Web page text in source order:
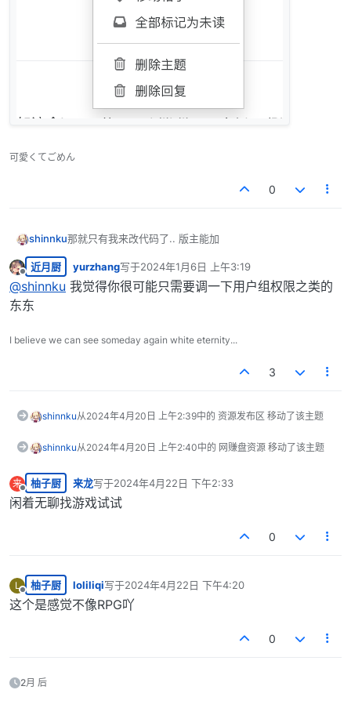
可愛くてごめん
0
shinnku那就只有我来改代码了.. 版主能加
离线
近月厨 yurzhang写于2024年1月6日 上午3:19
最后由 编辑
@shinnku 我觉得你很可能只需要调一下用户组权限之类的
东东
I believe we can see someday again white eternity...
3
shinnku从2024年4月20日 上午2:39中的 资源发布区 移动了该主题
shinnku从2024年4月20日 上午2:40中的 网赚盘资源 移动了该主题
来
离线
柚子厨 来龙写于2024年4月22日 下午2:33
最后由 编辑
闲着无聊找游戏试试
0
L
离线
柚子厨 loliliqi写于2024年4月22日 下午4:20
最后由 编辑
这个是感觉不像RPG吖
0
2月 后